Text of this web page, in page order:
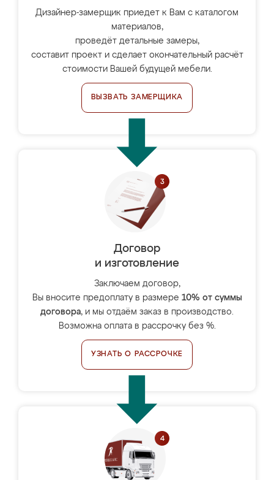
Дизайнер-замерщик приедет к Вам с каталогом
материалов,
проведёт детальные замеры,
составит проект и сделает окончательный расчёт
стоимости Вашей будущей мебели.
ВЫЗВАТЬ ЗАМЕРЩИКА
Договор
и изготовление
Заключаем договор,
Вы вносите предоплату в размере 10% от суммы
договора, и мы отдаём заказ в производство.
Возможна оплата в рассрочку без %.
УЗНАТЬ О РАССРОЧКЕ